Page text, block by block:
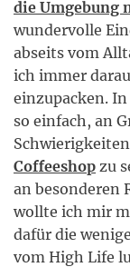
die Umgebung
wundervolle
abseits vom
ich immer
einzupacken.
so einfach, an
Coffeeshop zu
an besonderen
wollte ich mir
dafür die
vom High Life